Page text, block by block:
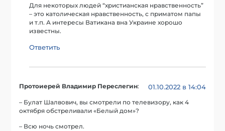
Для некоторых людей “христианская нравственность”
– это католическая нравственность, с приматом папы
и т.п. А интересы Ватикана вна Украине хорошо
известны.
Ответить
Протоиерей Владимир Переслегин: 01.10.2022 в 14:04
– Булат Шалвович, вы смотрели по телевизору, как 4
октября обстреливали «Белый дом»?
– Всю ночь смотрел.